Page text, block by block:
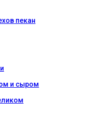
пекан
и сыром